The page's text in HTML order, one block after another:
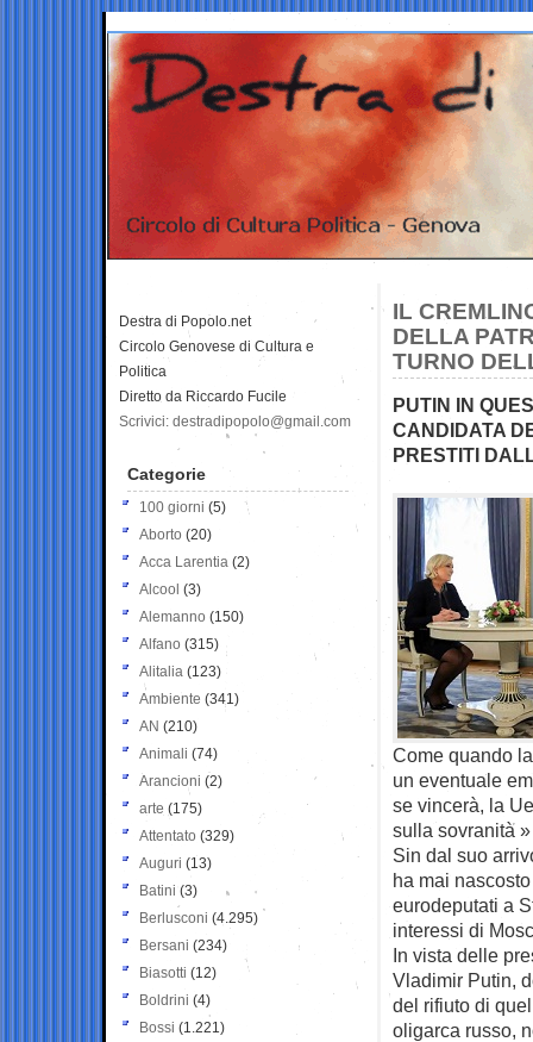
IL
DELLA
TURNO
PUTIN IN
CANDIDATA
PRESTITI
Come quando
un eventuale
se vincerà, la
sulla sovranità
Sin dal suo
ha mai
eurodeputati a
interessi di
In vista delle
Vladimir Putin,
del rifiuto di
oligarca russo,
Destra di Popolo.net
Circolo Genovese di Cultura e
Politica
Diretto da Riccardo Fucile
Scrivici: destradipopolo@gmail.com
Categorie
100 giorni (5)
Aborto (20)
Acca Larentia (2)
Alcool (3)
Alemanno (150)
Alfano (315)
Alitalia (123)
Ambiente (341)
AN (210)
Animali (74)
Arancioni (2)
arte (175)
Attentato (329)
Auguri (13)
Batini (3)
Berlusconi (4.295)
Bersani (234)
Biasotti (12)
Boldrini (4)
Bossi (1.221)